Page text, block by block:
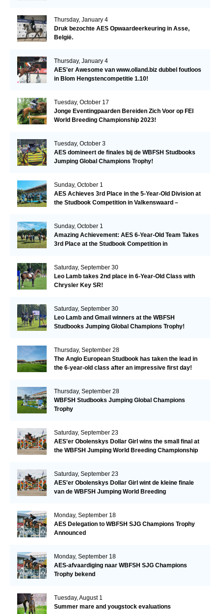
Thursday, January 4
Druk bezochte AES Opwaardeerkeuring in Asse,
België.
Thursday, January 4
AES'er Awesome van www.olland.biz dubbel foutloos
in Blom Hengstencompetitie 1.10!
Tuesday, October 17
Jonge Eventingpaarden Bereiden Zich Voor op FEI
World Breeding Championship 2023!
Tuesday, October 3
AES domineert de finales bij de WBFSH Studbooks
Jumping Global Champions Trophy!
Sunday, October 1
AES Achieves 3rd Place in the 5-Year-Old Division at
the Studbook Competition in Valkenswaard –
Sunday, October 1
Amazing Achievement: AES 6-Year-Old Team Takes
3rd Place at the Studbook Competition in
Saturday, September 30
Leo Lamb takes 2nd place in 6-Year-Old Class with
Chrysler Key SR!
Saturday, September 30
Leo Lamb and Gmail winners at the WBFSH
Studbooks Jumping Global Champions Trophy!
Thursday, September 28
The Anglo European Studbook has taken the lead in
the 6-year-old class after an impressive first day!​
Thursday, September 28
WBFSH Studbooks Jumping Global Champions
Trophy
Saturday, September 23
AES'er Obolenskys Dollar Girl wins the small final at
the WBFSH Jumping World Breeding Championship
Saturday, September 23
AES'er Obolenskys Dollar Girl wint de kleine finale
van de WBFSH Jumping World Breeding
Monday, September 18
AES Delegation to WBFSH SJG Champions Trophy
Announced
Monday, September 18
AES-afvaardiging naar WBFSH SJG Champions
Trophy bekend
Tuesday, August 1
Summer mare and yougstock evaluations